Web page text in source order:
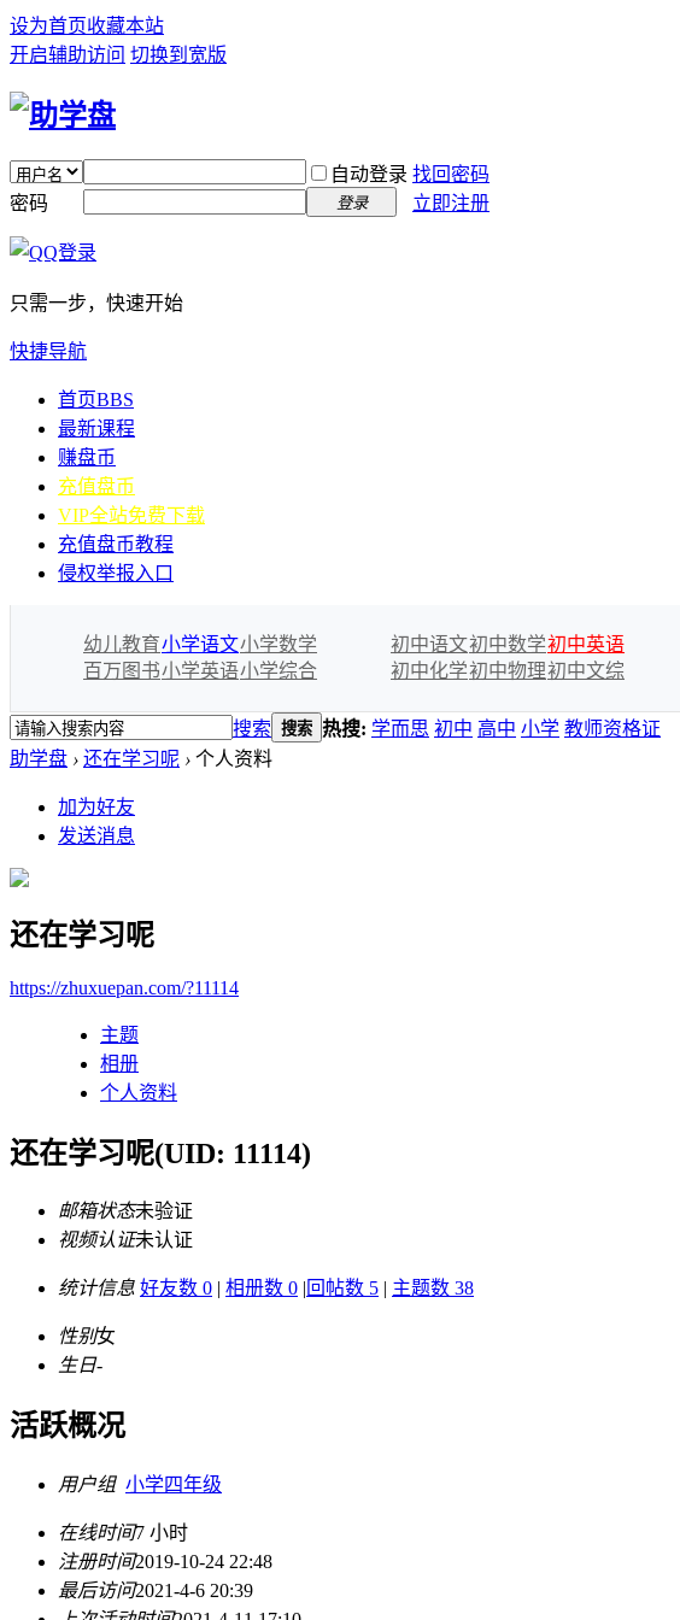
设为首页收藏本站
开启辅助访问 切换到宽版
自动登录 找回密码
密码
登录 立即注册
只需一步，快速开始
快捷导航
首页BBS
最新课程
赚盘币
充值盘币
VIP全站免费下载
充值盘币教程
侵权举报入口
幼儿教育小学语文小学数学
百万图书小学英语小学综合
初中语文初中数学初中英语
初中化学初中物理初中文综
搜索 搜索 热搜: 学而思 初中 高中 小学 教师资格证
助学盘 › 还在学习呢 › 个人资料
加为好友
发送消息
还在学习呢
https://zhuxuepan.com/?11114
主题
相册
个人资料
还在学习呢(UID: 11114)
邮箱状态未验证
视频认证未认证
统计信息 好友数 0 | 相册数 0 |回帖数 5 | 主题数 38
性别女
生日-
活跃概况
用户组 小学四年级
在线时间7 小时
注册时间2019-10-24 22:48
最后访问2021-4-6 20:39